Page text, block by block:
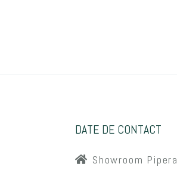
DATE DE CONTACT
Showroom Pipera